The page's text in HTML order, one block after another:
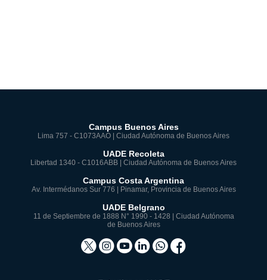
Campus Buenos Aires
Lima 757 - C1073AAO | Ciudad Autónoma de Buenos Aires
UADE Recoleta
Libertad 1340 - C1016ABB | Ciudad Autónoma de Buenos Aires
Campus Costa Argentina
Av. Intermédanos Sur 776 | Pinamar, Provincia de Buenos Aires
UADE Belgrano
11 de Septiembre de 1888 N° 1990 - 1428 | Ciudad Autónoma
de Buenos Aires